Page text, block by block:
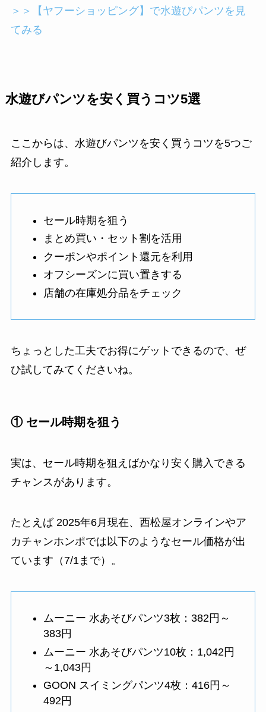
＞＞【ヤフーショッピング】で水遊びパンツを見
てみる
水遊びパンツを安く買うコツ5選
ここからは、水遊びパンツを安く買うコツを5つご
紹介します。
セール時期を狙う
まとめ買い・セット割を活用
クーポンやポイント還元を利用
オフシーズンに買い置きする
店舗の在庫処分品をチェック
ちょっとした工夫でお得にゲットできるので、ぜ
ひ試してみてくださいね。
① セール時期を狙う
実は、セール時期を狙えばかなり安く購入できる
チャンスがあります。
たとえば 2025年6月現在、西松屋オンラインやア
カチャンホンポでは以下のようなセール価格が出
ています（7/1まで）。
ムーニー 水あそびパンツ3枚：382円～
383円
ムーニー 水あそびパンツ10枚：1,042円
～1,043円
GOON スイミングパンツ4枚：416円～
492円